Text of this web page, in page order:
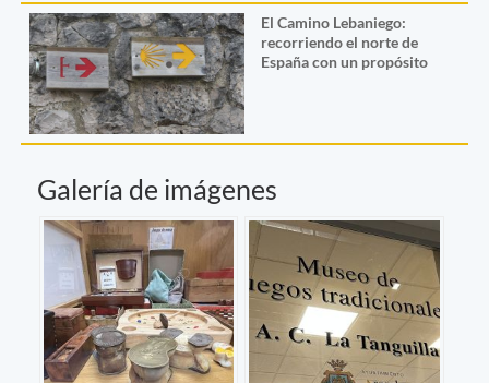
El Camino Lebaniego:
recorriendo el norte de
España con un propósito
Galería de imágenes